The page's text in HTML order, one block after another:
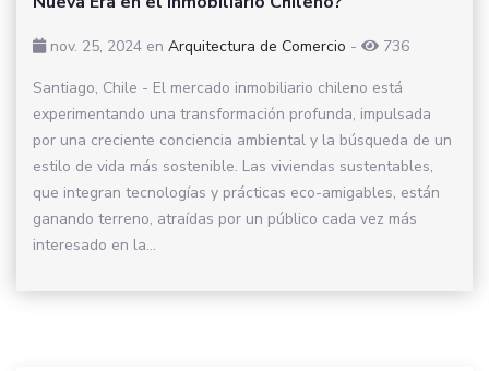
nov. 25, 2024 en Arquitectura de Comercio -
736
Santiago, Chile - El mercado inmobiliario chileno está
experimentando una transformación profunda, impulsada
por una creciente conciencia ambiental y la búsqueda de un
estilo de vida más sostenible. Las viviendas sustentables,
que integran tecnologías y prácticas eco-amigables, están
ganando terreno, atraídas por un público cada vez más
interesado en la...